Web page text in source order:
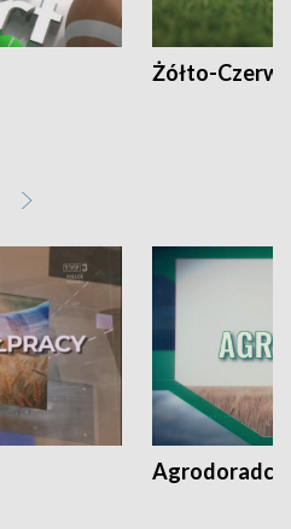
Żółto-
Agrodoradcy